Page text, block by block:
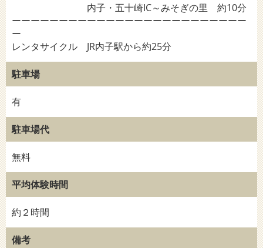
内子・五十崎IC～みそぎの里 約10分
ーーーーーーーーーーーーーーーーーーーーーーーーー
ー
レンタサイクル JR内子駅から約25分
駐車場
有
駐車場代
無料
平均体験時間
約２時間
備考